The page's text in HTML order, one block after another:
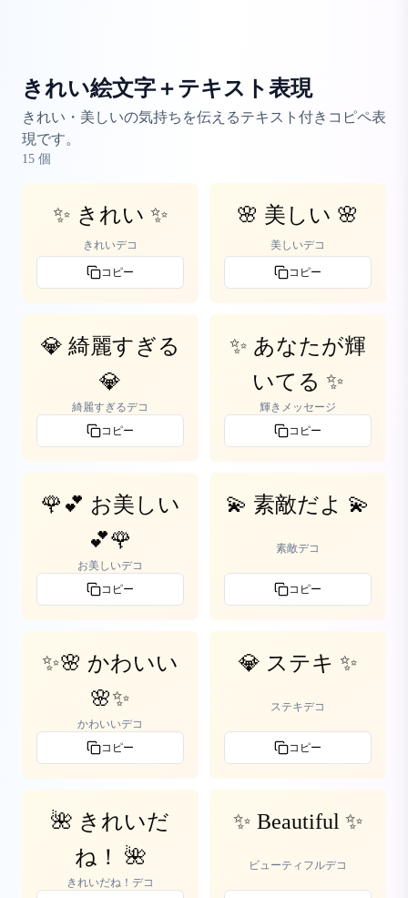
きれい絵文字＋テキスト表現
きれい・美しいの気持ちを伝えるテキスト付きコピペ表
現です。
15 個
✨ きれい ✨
きれいデコ
コピー
🌸 美しい 🌸
美しいデコ
コピー
💎 綺麗すぎる
💎
綺麗すぎるデコ
コピー
✨ あなたが輝
いてる ✨
輝きメッセージ
コピー
🌹💕 お美しい
💕🌹
お美しいデコ
コピー
💫 素敵だよ 💫
素敵デコ
コピー
✨🌸 かわいい
🌸✨
かわいいデコ
コピー
💎 ステキ ✨
ステキデコ
コピー
🌺 きれいだ
ね！ 🌺
きれいだね！デコ
✨ Beautiful ✨
ビューティフルデコ